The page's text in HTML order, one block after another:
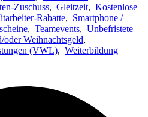
Zuschuss, Gleitzeit, Kostenlose
Rabatte, Smartphone /
, Teamevents, Unbefristete
oder Weihnachtsgeld,
(VWL), Weiterbildung